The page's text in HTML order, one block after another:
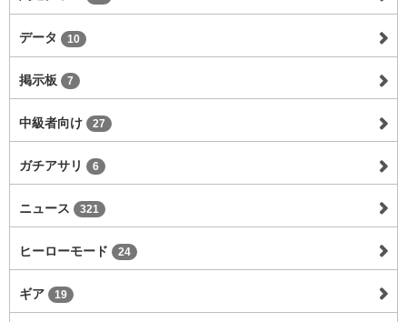
データ 10
掲示板 7
中級者向け 27
ガチアサリ 6
ニュース 321
ヒーローモード 24
ギア 19